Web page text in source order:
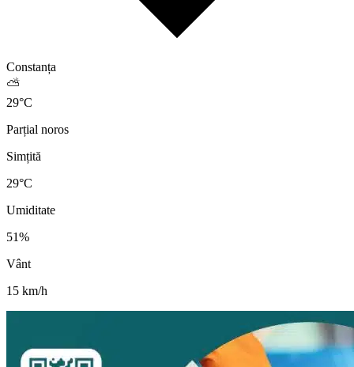
Constanța
⛅
29°C
Parțial noros
Simțită
29°C
Umiditate
51%
Vânt
15 km/h